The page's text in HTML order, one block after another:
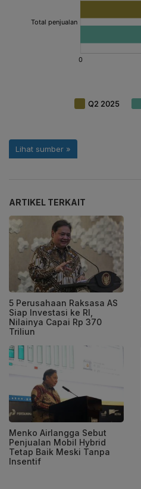
ARTIKEL TERKAIT
5 Perusahaan Raksasa AS
Siap Investasi ke RI,
Nilainya Capai Rp 370
Triliun
Menko Airlangga Sebut
Penjualan Mobil Hybrid
Tetap Baik Meski Tanpa
Insentif